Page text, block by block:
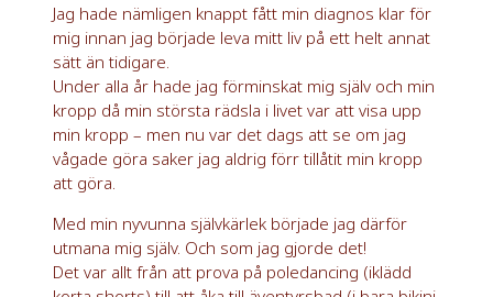
Jag hade nämligen knappt fått min diagnos klar för
mig innan jag började leva mitt liv på ett helt annat
sätt än tidigare.
Under alla år hade jag förminskat mig själv och min
kropp då min största rädsla i livet var att visa upp
min kropp – men nu var det dags att se om jag
vågade göra saker jag aldrig förr tillåtit min kropp
att göra.
Med min nyvunna självkärlek började jag därför
utmana mig själv. Och som jag gjorde det!
Det var allt från att prova på poledancing (iklädd